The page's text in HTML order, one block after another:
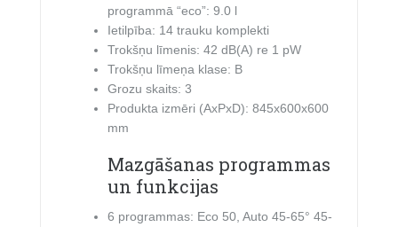
programmā “eco”: 9.0 l
Ietilpība: 14 trauku komplekti
Trokšņu līmenis: 42 dB(A) re 1 pW
Trokšņu līmeņa klase: B
Grozu skaits: 3
Produkta izmēri (AxPxD): 845x600x600
mm
Mazgāšanas programmas
un funkcijas
6 programmas: Eco 50, Auto 45-65° 45-